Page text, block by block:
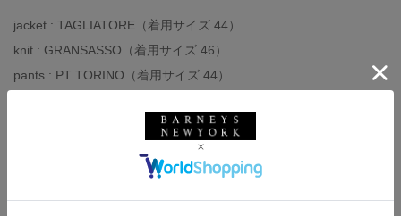
jacket : TAGLIATORE（着用サイズ 44）
knit : GRANSASSO（着用サイズ 46）
pants : PT TORINO（着用サイズ 44）
shoes : BARNEYS NEW YORK（着用サイズ 7）
bag : BARNEYS NEW YORK